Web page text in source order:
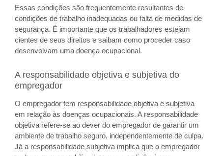
Essas condições são frequentemente resultantes de
condições de trabalho inadequadas ou falta de medidas de
segurança. É importante que os trabalhadores estejam
cientes de seus direitos e saibam como proceder caso
desenvolvam uma doença ocupacional.
A responsabilidade objetiva e subjetiva do
empregador
O empregador tem responsabilidade objetiva e subjetiva
em relação às doenças ocupacionais. A responsabilidade
objetiva refere-se ao dever do empregador de garantir um
ambiente de trabalho seguro, independentemente de culpa.
Já a responsabilidade subjetiva implica que o empregador